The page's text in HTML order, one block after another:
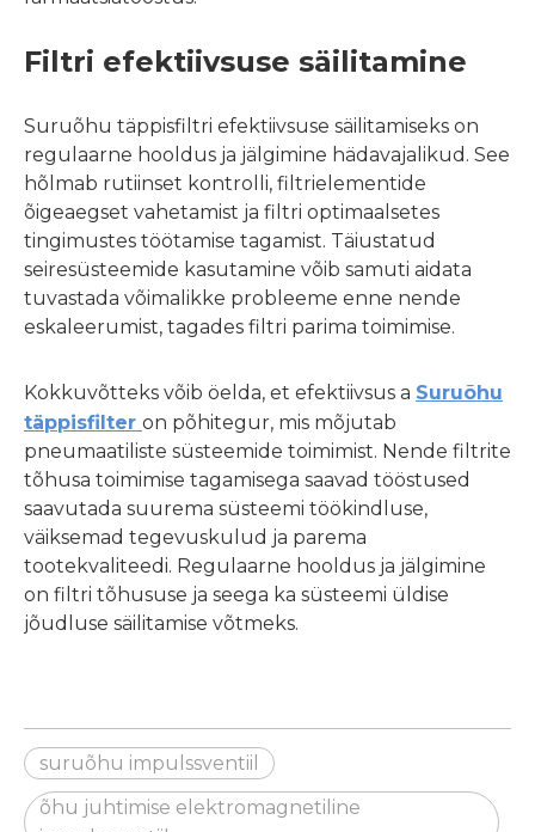
Filtri efektiivsuse säilitamine
Suruõhu täppisfiltri efektiivsuse säilitamiseks on
regulaarne hooldus ja jälgimine hädavajalikud. See
hõlmab rutiinset kontrolli, filtrielementide
õigeaegset vahetamist ja filtri optimaalsetes
tingimustes töötamise tagamist. Täiustatud
seiresüsteemide kasutamine võib samuti aidata
tuvastada võimalikke probleeme enne nende
eskaleerumist, tagades filtri parima toimimise.
Kokkuvõtteks võib öelda, et efektiivsus a Suruõhu
täppisfilter on põhitegur, mis mõjutab
pneumaatiliste süsteemide toimimist. Nende filtrite
tõhusa toimimise tagamisega saavad tööstused
saavutada suurema süsteemi töökindluse,
väiksemad tegevuskulud ja parema
tootekvaliteedi. Regulaarne hooldus ja jälgimine
on filtri tõhususe ja seega ka süsteemi üldise
jõudluse säilitamise võtmeks.
suruõhu impulssventiil
õhu juhtimise elektromagnetiline